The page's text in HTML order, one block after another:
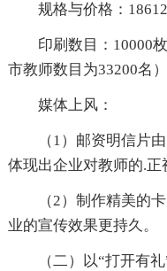
规格与价格：
印刷数目：10000
市教师数目为33200名）
媒体上风：
（1）邮资明信片
体现出企业对教师的.正
（2）制作精美的
业的宣传效果更持久。
（二）以“打开有